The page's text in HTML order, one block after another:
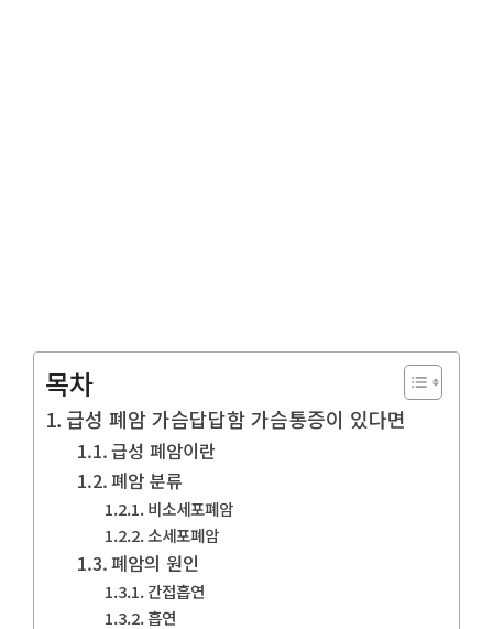
목차
급성 폐암 가슴답답함 가슴통증이 있다면
급성 폐암이란
폐암 분류
비소세포폐암
소세포폐암
폐암의 원인
간접흡연
흡연